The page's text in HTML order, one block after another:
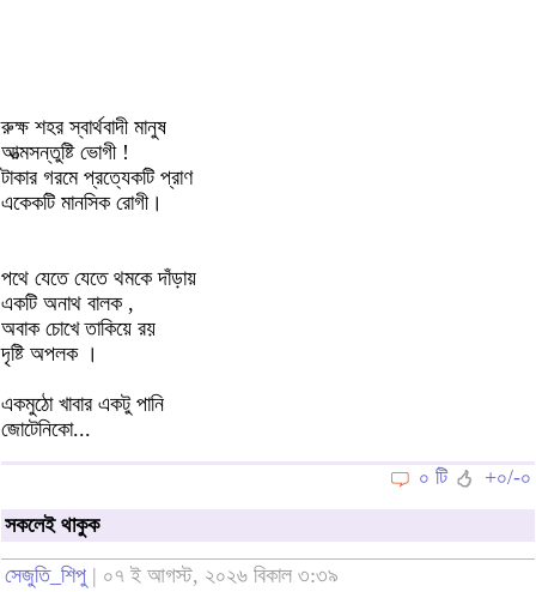
রুক্ষ শহর স্বার্থবাদী মানুষ
আত্মসন্তুষ্টি ভোগী !
টাকার গরমে প্রত্যেকটি প্রাণ
একেকটি মানসিক রোগী।
পথে যেতে যেতে থমকে দাঁড়ায়
একটি অনাথ বালক ,
অবাক চোখে তাকিয়ে রয়
দৃষ্টি অপলক ।
একমুঠো খাবার একটু পানি
জোটেনিকো...
০ টি
+০/-০
সকলেই থাকুক
সেজুতি_শিপু | ০৭ ই আগস্ট, ২০২৬ বিকাল ৩:৩৯